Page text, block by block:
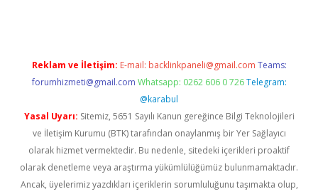
Reklam ve İletişim: E-mail: backlinkpaneli@gmail.com Teams:
forumhizmeti@gmail.com Whatsapp: 0262 606 0 726 Telegram:
@karabul
Yasal Uyarı: Sitemiz, 5651 Sayılı Kanun gereğince Bilgi Teknolojileri
ve İletişim Kurumu (BTK) tarafından onaylanmış bir Yer Sağlayıcı
olarak hizmet vermektedir. Bu nedenle, sitedeki içerikleri proaktif
olarak denetleme veya araştırma yükümlülüğümüz bulunmamaktadır.
Ancak, üyelerimiz yazdıkları içeriklerin sorumluluğunu taşımakta olup,